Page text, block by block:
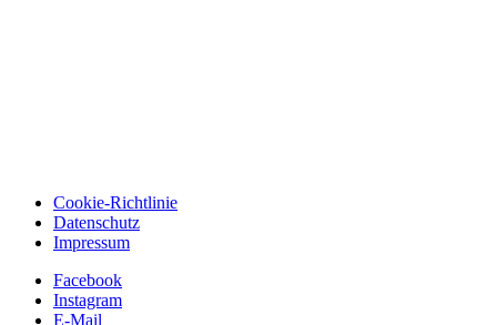
Cookie-Richtlinie
Datenschutz
Impressum
Facebook
Instagram
E-Mail